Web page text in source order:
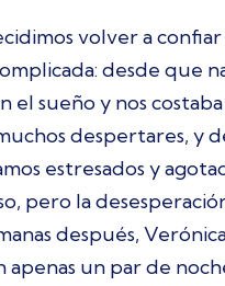
volver a
desde que
el sueño y nos
despertares, y
estresados y
pero la
después,
un par de